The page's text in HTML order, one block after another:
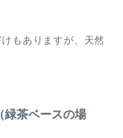
もありますが、天然
緑茶ベースの場